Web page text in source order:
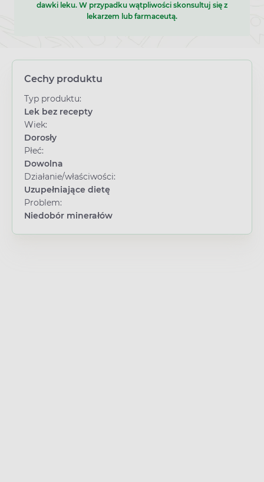
dawki leku. W przypadku wątpliwości skonsultuj się z
lekarzem lub farmaceutą.
Cechy produktu
Typ produktu:
Lek bez recepty
Wiek:
Dorosły
Płeć:
Dowolna
Działanie/właściwości:
Uzupełniające dietę
Problem:
Niedobór minerałów